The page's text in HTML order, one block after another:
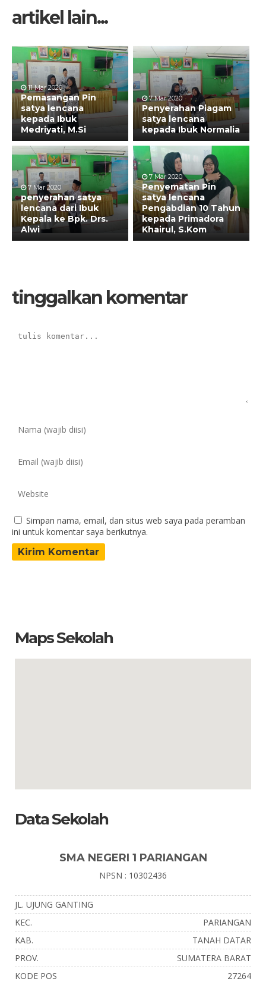
artikel lain...
11 Mar 2020
Pemasangan Pin
satya lencana
kepada Ibuk
Medriyati, M.Si
7 Mar 2020
Penyerahan Piagam
satya lencana
kepada Ibuk Normalia
7 Mar 2020
penyerahan satya
lencana dari Ibuk
Kepala ke Bpk. Drs.
Alwi
7 Mar 2020
Penyematan Pin
satya lencana
Pengabdian 10 Tahun
kepada Primadora
Khairul, S.Kom
tinggalkan komentar
Simpan nama, email, dan situs web saya pada peramban
ini untuk komentar saya berikutnya.
Maps Sekolah
Data Sekolah
SMA NEGERI 1 PARIANGAN
NPSN : 10302436
JL. UJUNG GANTING
KEC.
PARIANGAN
KAB.
TANAH DATAR
PROV.
SUMATERA BARAT
KODE POS
27264